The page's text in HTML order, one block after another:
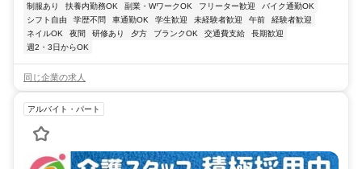
制服あり 扶養内勤務OK 副業・WワークOK フリーター歓迎
バイク通勤OK
シフト自由
学歴不問 車通勤OK 学生歓迎 未経験者歓迎 午前
経験者歓迎
ネイルOK
夜間 研修あり 夕方 ブランクOK 交通費支給
長期歓迎
週2・3日からOK
同じ企業の求人
アルバイト・パート